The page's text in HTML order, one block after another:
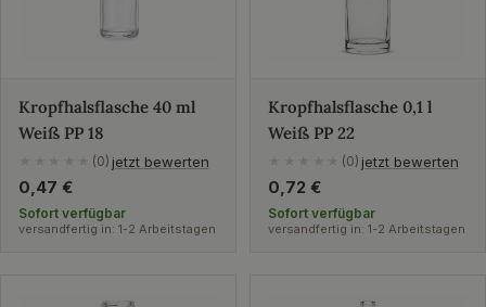
Kropfhalsflasche 40 ml
Weiß PP 18
(0) jetzt bewerten
Regulärer
Preis
0,47 €
Sofort verfügbar
versandfertig in: 1-2 Arbeitstagen
Kropfhalsflasche 0,1 l
Weiß PP 22
(0) jetzt bewerten
Regulärer
Preis
0,72 €
Sofort verfügbar
versandfertig in: 1-2 Arbeitstagen